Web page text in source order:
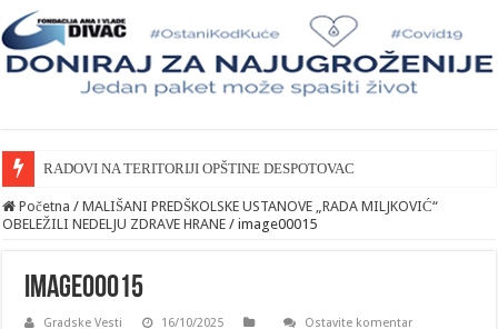
RADOVI NA TERITORIJI OPŠTINE DESPOTOVAC
Početna / MALIŠANI PREDŠKOLSKE USTANOVE „RADA MILJKOVIĆ“
OBELEŽILI NEDELJU ZDRAVE HRANE / image00015
image00015
Gradske Vesti 16/10/2025
Ostavite komentar